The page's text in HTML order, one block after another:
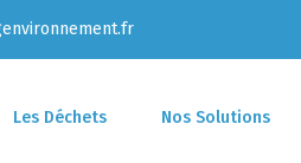
Les Déchets Nos Solutions